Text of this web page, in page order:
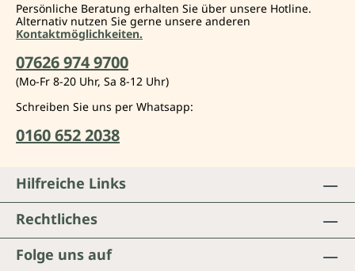
Persönliche Beratung erhalten Sie über unsere Hotline.
Alternativ nutzen Sie gerne unsere anderen
Kontaktmöglichkeiten.
07626 974 9700
(Mo-Fr 8-20 Uhr, Sa 8-12 Uhr)
Schreiben Sie uns per Whatsapp:
0160 652 2038
Folge uns auf
Hilfreiche Links
Rechtliches